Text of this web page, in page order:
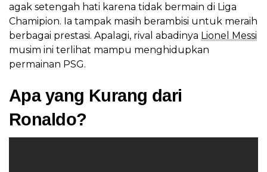
agak setengah hati karena tidak bermain di Liga
Chamipion. Ia tampak masih berambisi untuk meraih
berbagai prestasi. Apalagi, rival abadinya Lionel Messi
musim ini terlihat mampu menghidupkan
permainan PSG.
Apa yang Kurang dari
Ronaldo?